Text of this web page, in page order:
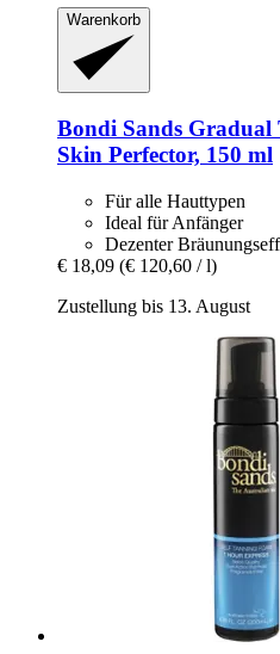
Warenkorb
Bondi Sands Gradual
Skin Perfector, 150 ml
Für alle Hauttypen
Ideal für Anfänger
Dezenter
€ 18,09 (€ 120,60 / l)
Zustellung bis 13. August